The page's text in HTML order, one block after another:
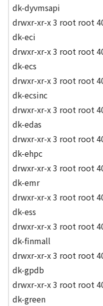
dk-dyvmsapi
drwxr-xr-x 3 root root
dk-eci
drwxr-xr-x 3 root root
dk-ecs
drwxr-xr-x 3 root root
dk-ecsinc
drwxr-xr-x 3 root root
dk-edas
drwxr-xr-x 3 root root
dk-ehpc
drwxr-xr-x 3 root root
dk-emr
drwxr-xr-x 3 root root
dk-ess
drwxr-xr-x 3 root root
dk-finmall
drwxr-xr-x 3 root root
dk-gpdb
drwxr-xr-x 3 root root
dk-green